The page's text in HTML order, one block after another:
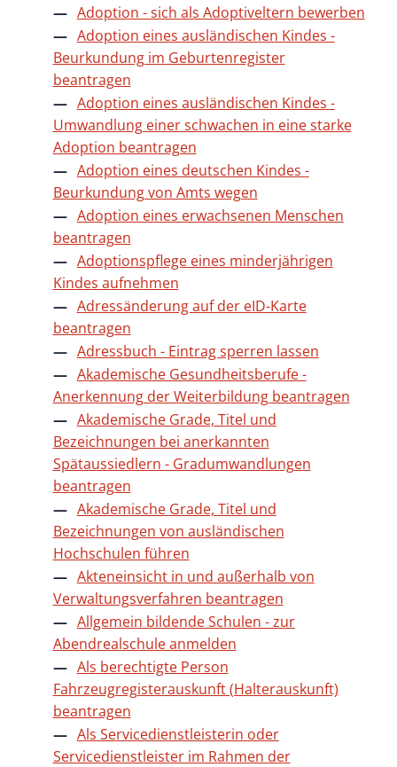
Adoption - sich als Adoptiveltern bewerben
Adoption eines ausländischen Kindes -
Beurkundung im Geburtenregister
beantragen
Adoption eines ausländischen Kindes -
Umwandlung einer schwachen in eine starke
Adoption beantragen
Adoption eines deutschen Kindes -
Beurkundung von Amts wegen
Adoption eines erwachsenen Menschen
beantragen
Adoptionspflege eines minderjährigen
Kindes aufnehmen
Adressänderung auf der eID-Karte
beantragen
Adressbuch - Eintrag sperren lassen
Akademische Gesundheitsberufe -
Anerkennung der Weiterbildung beantragen
Akademische Grade, Titel und
Bezeichnungen bei anerkannten
Spätaussiedlern - Gradumwandlungen
beantragen
Akademische Grade, Titel und
Bezeichnungen von ausländischen
Hochschulen führen
Akteneinsicht in und außerhalb von
Verwaltungsverfahren beantragen
Allgemein bildende Schulen - zur
Abendrealschule anmelden
Als berechtigte Person
Fahrzeugregisterauskunft (Halterauskunft)
beantragen
Als Servicedienstleisterin oder
Servicedienstleister im Rahmen der